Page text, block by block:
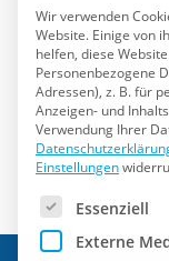
Wir verwenden
Website. Einige von
helfen, diese
Personenbezogene
Adressen), z. B. für
Anzeigen- und
Verwendung Ihrer
Einstellungen
Es folgt eine
Essenziell
Externe